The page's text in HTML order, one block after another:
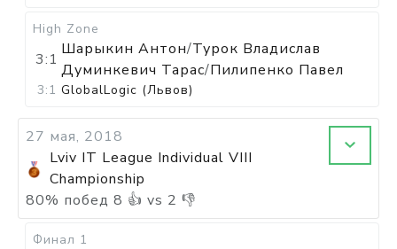
High Zone
3:1
Шарыкин Антон/Турок Владислав
Думинкевич Тарас/Пилипенко Павел
3:1 GlobalLogic (Львов)
27 мая, 2018
Lviv IT League Individual VIII
Championship
80% побед 8 👍 vs 2 👎
Финал 1